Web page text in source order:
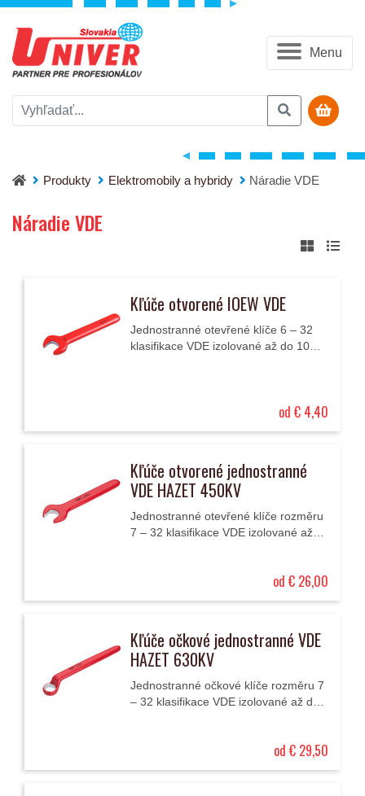
Menu
Produkty Elektromobily a hybridy Náradie VDE
Náradie VDE
Kľúče otvorené IOEW VDE
Jednostranné otevřené klíče 6 – 32
klasifikace VDE izolované až do 1000
od € 4,40
Kľúče otvorené jednostranné
VDE HAZET 450KV
Jednostranné otevřené klíče rozměru
7 – 32 klasifikace VDE izolované až
od € 26,00
Kľúče očkové jednostranné VDE
HAZET 630KV
Jednostranné očkové klíče rozměru 7
– 32 klasifikace VDE izolované až do
od € 29,50